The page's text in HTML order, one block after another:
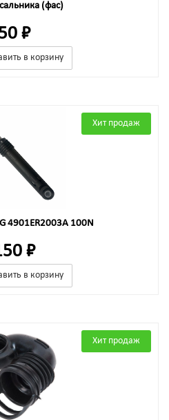
(фас)
₽
в корзину
Хит продаж
4901ER2003A 100N
₽
в корзину
Хит продаж